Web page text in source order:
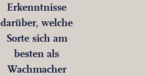
Erkenntnisse
darüber, welche
Sorte sich am
besten als
Wachmacher